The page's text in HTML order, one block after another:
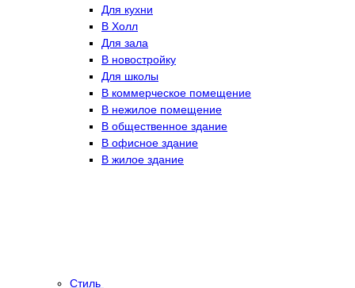
Для кухни
В Холл
Для зала
В новостройку
Для школы
В коммерческое помещение
В нежилое помещение
В общественное здание
В офисное здание
В жилое здание
Стиль